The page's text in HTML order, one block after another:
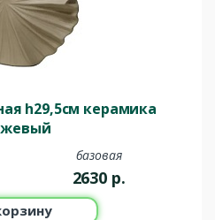
h29,5см керамика
базовая
2630 р.